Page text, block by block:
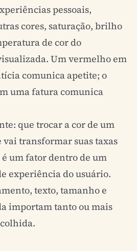
pessoais,
cores, saturação, brilho
de cor do
Um vermelho em
comunica apetite; o
uma fatura comunica
que trocar a cor de um
transformar suas taxas
é um fator dentro de um
experiência do usuário.
texto, tamanho e
importam tanto ou mais